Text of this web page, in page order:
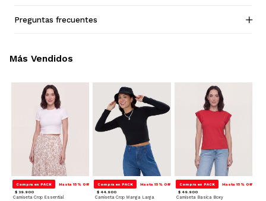
Preguntas frecuentes
Compra en PACK Hasta 15% Off
$ 39.900
Camiseta Crop Essential
Compra en PACK Hasta 15% Off
$ 44.900
Camiseta Crop Manga Larga
Compra en PACK Hasta 15% Off
$ 49.900
Camiseta Basica Boxy
Más Vendidos